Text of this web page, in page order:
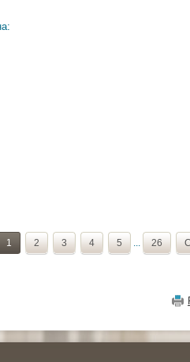
1 2 3 4 5 ... 26